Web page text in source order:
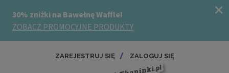
ZAREJESTRUJ SIĘ ZALOGUJ SIĘ